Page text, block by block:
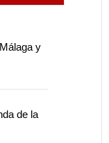
y
de la